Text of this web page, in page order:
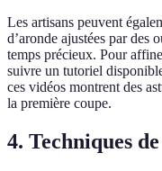
Les artisans peuvent
d’aronde ajustées par des
temps précieux. Pour
suivre un tutoriel
ces vidéos montrent des
la première coupe.
4. Techniques